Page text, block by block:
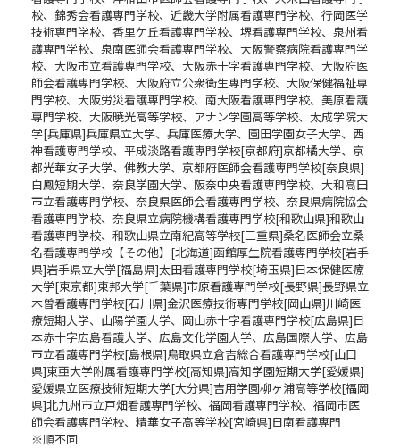
校、錦秀会看護専門学校、近畿大学附属看護専門学校、行岡医学
技術専門学校、香里ケ丘看護専門学校、堺看護専門学校、泉州看
護専門学校、泉南医師会看護専門学校、大阪警察病院看護専門学
校、大阪市立看護専門学校、大阪赤十字看護専門学校、大阪府医
師会看護専門学校、大阪府立公衆衛生専門学校、大阪保健福祉専
門学校、大阪労災看護専門学校、南大阪看護専門学校、美原看護
専門学校、大阪暁光高等学校、アナン学園高等学校、太成学院大
学[兵庫県]兵庫県立大学、兵庫医療大学、園田学園女子大学、西
神看護専門学校、平成淡路看護専門学校[京都府]京都橘大学、京
都光華女子大学、佛教大学、京都府医師会看護専門学校[奈良県]
白鳳短期大学、奈良学園大学、阪奈中央看護専門学校、大和高田
市立看護専門学校、奈良県医師会看護専門学校、奈良県病院協会
看護専門学校、奈良県立病院機構看護専門学校[和歌山県]和歌山
看護専門学校、和歌山県立南紀高等学校[三重県]桑名医師会立桑
名看護専門学校【その他】[北海道]函館厚生院看護専門学校[岩手
県]岩手県立大学[福島県]太田看護専門学校[埼玉県]日本保健医療
大学[東京都]東邦大学[千葉県]市原看護専門学校[長野県]長野県立
木曽看護専門学校[石川県]金沢医療技術専門学校[岡山県]川崎医
療短期大学、山陽学園大学、岡山赤十字看護専門学校[広島県]日
本赤十字広島看護大学、広島文化学園大学、広島国際大学、広島
市立看護専門学校[島根県]鳥取県立倉吉総合看護専門学校[山口
県]東亜大学附属看護専門学校[高知県]高知学園短期大学[愛媛県]
愛媛県立医療技術短期大学[大分県]吉用学園柳ヶ浦高等学校[福岡
県]北九州市立戸畑看護専門学校、福岡看護専門学校、福岡市医
師会看護専門学校、精華女子高等学校[宮崎県]日南看護専門
※順不同